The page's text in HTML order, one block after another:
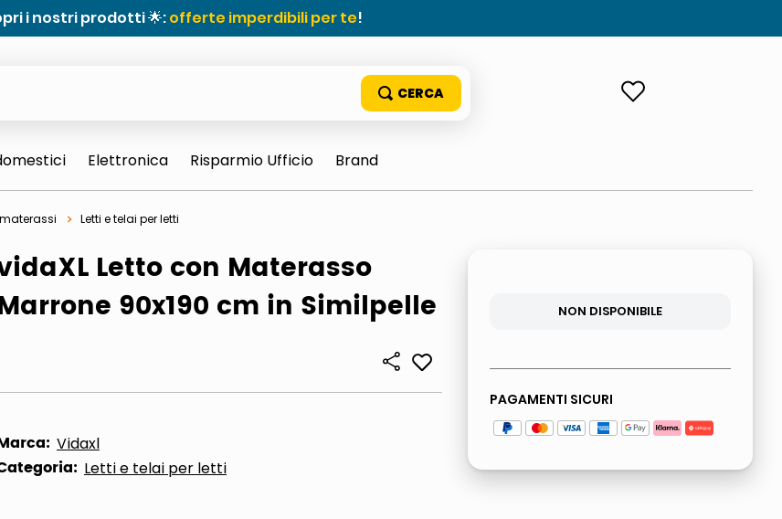
i nostri prodotti 🌟:offerte imperdibili per te!
rotondo sun
Elettronica Risparmio Ufficio Brand
Letti e telai per letti
Letto con Materasso
90x190 cm in Similpelle
Vidaxl
Letti e telai per letti
NON DISPONIBILE
PAGAMENTI SICURI